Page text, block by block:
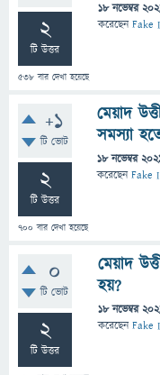
2
টি উত্তর
538 বার দেখা হয়েছে
18 নভেম্বর
করেছেনFake
+1
টি ভোট
2
টি উত্তর
700 বার দেখা হয়েছে
মেয়াদ
সমস্যা
18 নভেম্বর
করেছেনFake
0
টি ভোট
2
টি উত্তর
মেয়াদ
হয়?
18 নভেম্বর
করেছেনFake